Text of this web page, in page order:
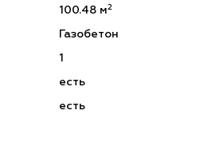
100.48 м2
Газобетон
1
есть
есть